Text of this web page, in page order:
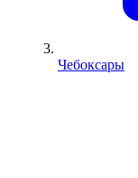
Чебоксары